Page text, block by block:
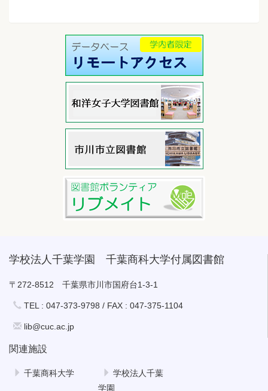
学校法人千葉学園 千葉商科大学付属図書館
〒272-8512 千葉県市川市国府台1-3-1
TEL : 047-373-9798 / FAX : 047-375-1104
lib@cuc.ac.jp
関連施設
千葉商科大学
学校法人千葉
学園